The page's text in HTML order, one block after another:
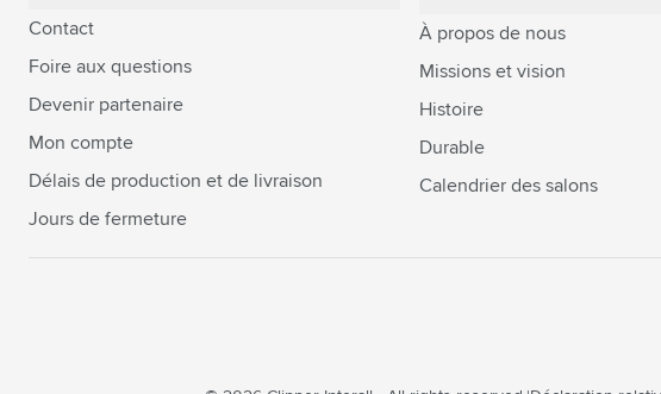
Contact
Foire aux questions
Devenir partenaire
Mon compte
Délais de production et de livraison
Jours de fermeture
À propos de nous
Missions et vision
Histoire
Durable
Calendrier des salons